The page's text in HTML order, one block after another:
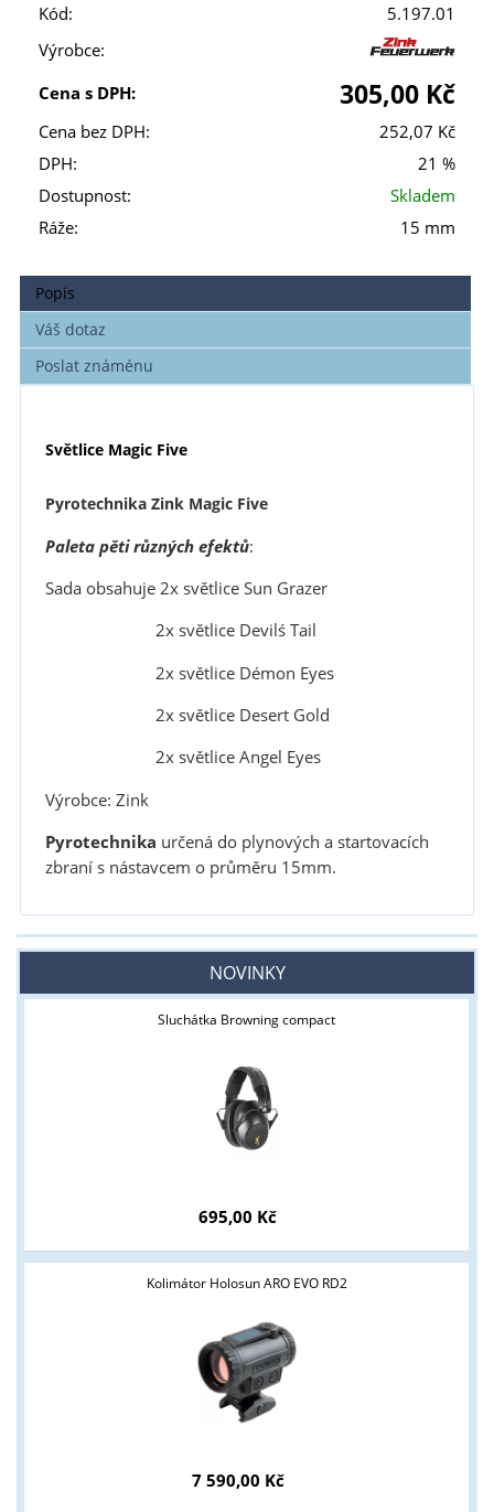
Kód:
5.197.01
Výrobce:
Cena s DPH:
305,00 Kč
Cena bez DPH:
252,07 Kč
DPH:
21 %
Dostupnost:
Skladem
Ráže:
15 mm
Popis
Váš dotaz
Poslat známénu
Světlice Magic Five
Pyrotechnika Zink Magic Five
Paleta pěti různých efektů:
Sada obsahuje 2x světlice Sun Grazer
2x světlice Devilś Tail
2x světlice Démon Eyes
2x světlice Desert Gold
2x světlice Angel Eyes
Výrobce: Zink
Pyrotechnika určená do plynových a startovacích
zbraní s nástavcem o průměru 15mm.
NOVINKY
Sluchátka Browning compact
695,00 Kč
Kolimátor Holosun ARO EVO RD2
7 590,00 Kč